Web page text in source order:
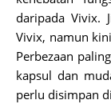
daripada Vivix.
Vivix, namun
Perbezaan
kapsul dan
perlu disimpan